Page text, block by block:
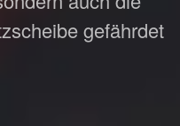
gefährdet